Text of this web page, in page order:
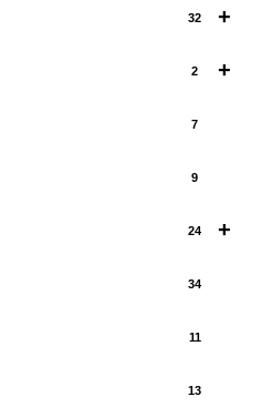
+
32
+
2
7
9
+
24
34
11
13